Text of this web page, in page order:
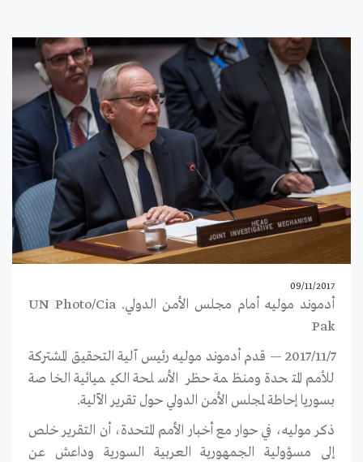
09/11/2017
أدموند موليه أمام مجلس الأمن الدولي. UN Photo/Cia
Pak
2017/11/7 — قدم أدموند موليه رئيس آلية التحقيق المشتركة
للأمم المتحدة ومنظمة حظر الأسلحة الكيميائية الخاصة
بسوريا إحاطة لمجلس الأمن الدولي حول تقرير الآلية.
ذكر موليه، في حوار مع أخبار الأمم المتحدة، أن التقرير خلص
إلى مسؤولية الجمهورية العربية السورية وداعش عن